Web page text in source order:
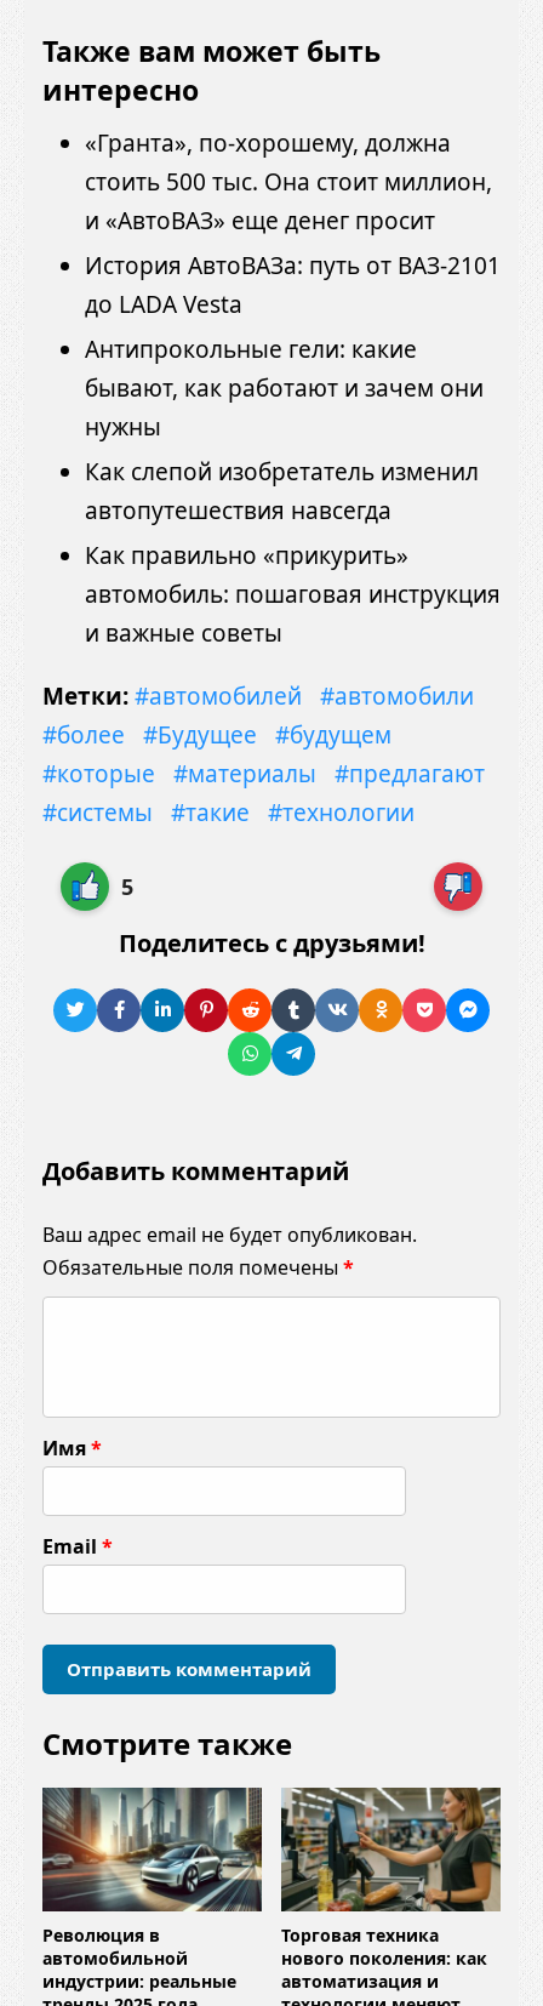
Также вам может быть
интересно
«Гранта», по-хорошему, должна
стоить 500 тыс. Она стоит миллион,
и «АвтоВАЗ» еще денег просит
История АвтоВАЗа: путь от ВАЗ-2101
до LADA Vesta
Антипрокольные гели: какие
бывают, как работают и зачем они
нужны
Как слепой изобретатель изменил
автопутешествия навсегда
Как правильно «прикурить»
автомобиль: пошаговая инструкция
и важные советы
Метки:#автомобилей
#автомобили
#более
#Будущее
#будущем
#которые
#материалы
#предлагают
#системы
#такие #технологии
5
Поделитесь с друзьями!
Добавить комментарий
Ваш адрес email не будет опубликован.
Обязательные поля помечены *
м
е
т
а
р
и
Имя*
Email *
Смотрите также
Революция в
автомобильной
индустрии: реальные
Торговая техника
нового поколения: как
автоматизация и